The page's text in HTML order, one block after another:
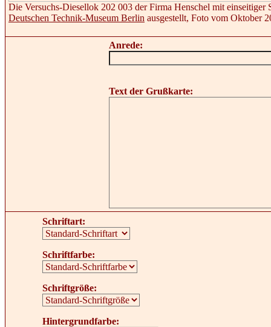
Die Versuchs-Diesellok 202 003 der Firma Henschel mit
Deutschen Technik-Museum Berlin ausgestellt, Foto vom Oktober
Anrede:
Text der Grußkarte:
Schriftart:
Schriftfarbe:
Schriftgröße:
Hintergrundfarbe: